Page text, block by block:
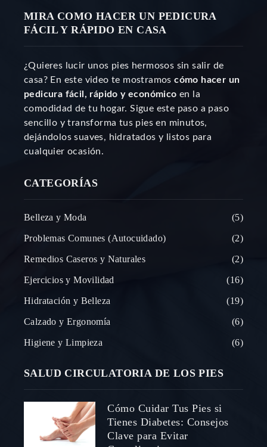
MIRA COMO HACER UN PEDICURA
FÁCIL Y RÁPIDO EN CASA
¿Quieres lucir unos pies hermosos sin salir de
casa? En este video te mostramoscómo hacer un
pedicura fácil, rápido y económico en la
comodidad de tu hogar. Sigue este paso a paso
sencillo y transforma tus pies en minutos,
dejándolos suaves, hidratados y listos para
cualquier ocasión.
CATEGORÍAS
Belleza y Moda 5
Problemas Comunes (Autocuidado) 2
Remedios Caseros y Naturales 2
Ejercicios y Movilidad 16
Hidratación y Belleza 19
Calzado y Ergonomía 6
Higiene y Limpieza 6
SALUD CIRCULATORIA DE LOS PIES
Cómo Cuidar Tus Pies si
Tienes Diabetes: Consejos
Clave para Evitar